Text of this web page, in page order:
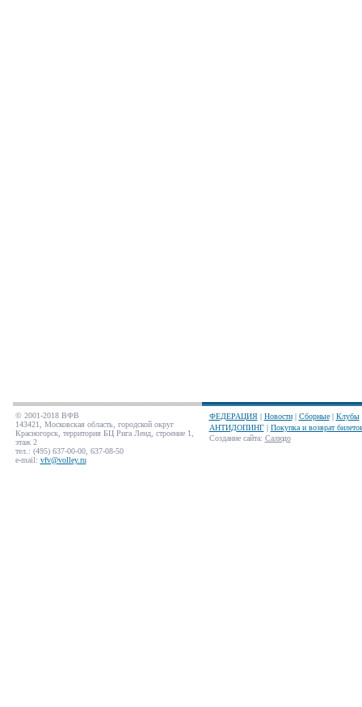
© 2001-2018 ВФВ
143421, Московская область, городской округ
Красногорск, территория БЦ Рига Ленд, строение 1,
этаж 2
тел.: (495) 637-00-00, 637-08-50
e-mail: vfv@volley.ru
ФЕДЕРАЦИЯ| Новости| Сборные| Клубы
АНТИДОПИНГ| Покупка и возврат
Создание сайта: Салюдо